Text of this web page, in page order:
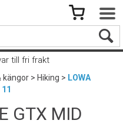
till fri frakt
kängor>Hiking> LOWA
GTX MID